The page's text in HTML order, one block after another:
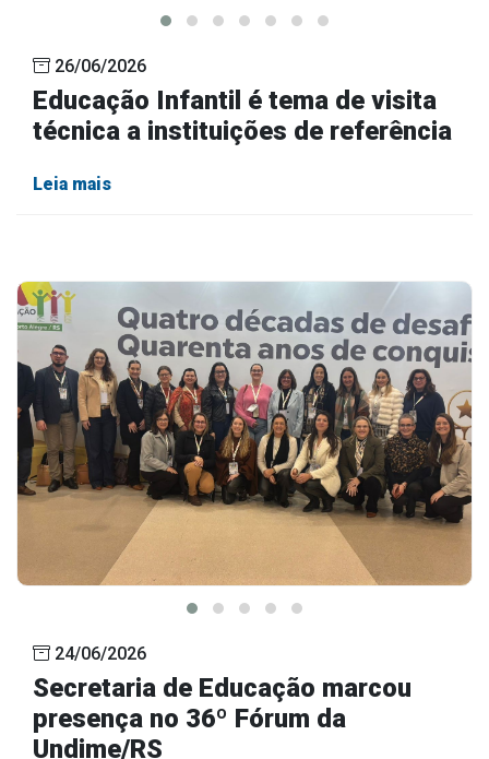
26/06/2026
Educação Infantil é tema de visita
técnica a instituições de referência
Leia mais
24/06/2026
Secretaria de Educação marcou
presença no 36º Fórum da
Undime/RS